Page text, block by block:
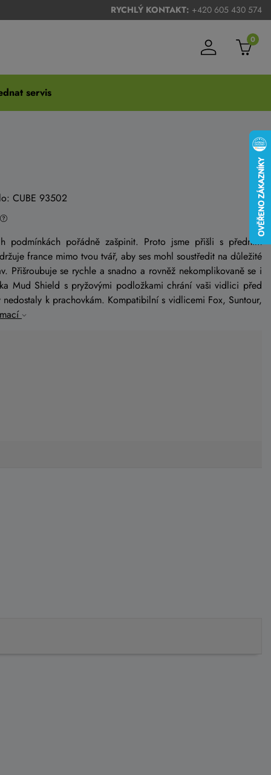
RYCHLÝ KONTAKT: +420 605 430 574
0
servis
CUBE 93502
podmínkách pořádně zašpinit. Proto jsme přišli s předním
france mimo tvou tvář, aby ses mohl soustředit na důležité
Přišroubuje se rychle a snadno a rovněž nekomplikovaně se i
Mud Shield s pryžovými podložkami chrání vaši vidlici před
k prachovkám. Kompatibilní s vidlicemi Fox, Suntour,